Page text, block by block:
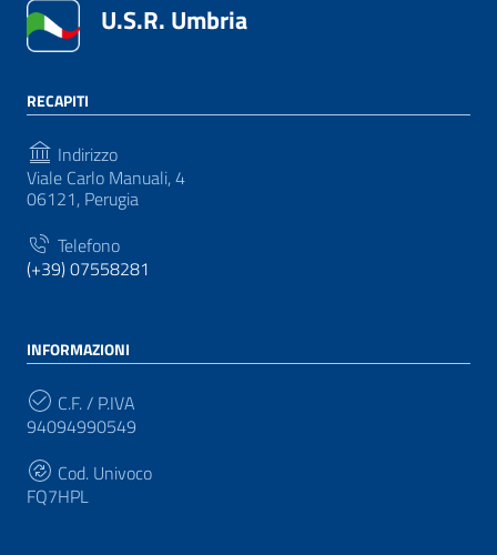
U.S.R. Umbria
RECAPITI
Indirizzo
Viale Carlo Manuali, 4
06121, Perugia
Telefono
(+39) 07558281
INFORMAZIONI
C.F. / P.IVA
94094990549
Cod. Univoco
FQ7HPL